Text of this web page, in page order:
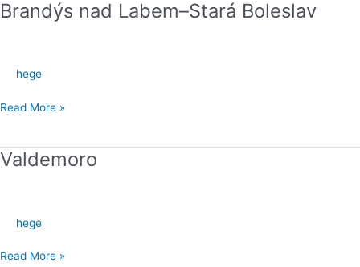
Brandýs nad Labem–Stará Boleslav
hege
Brandýs
Boleslav
Read More »
Valdemoro
hege
Valdemoro
Read More »